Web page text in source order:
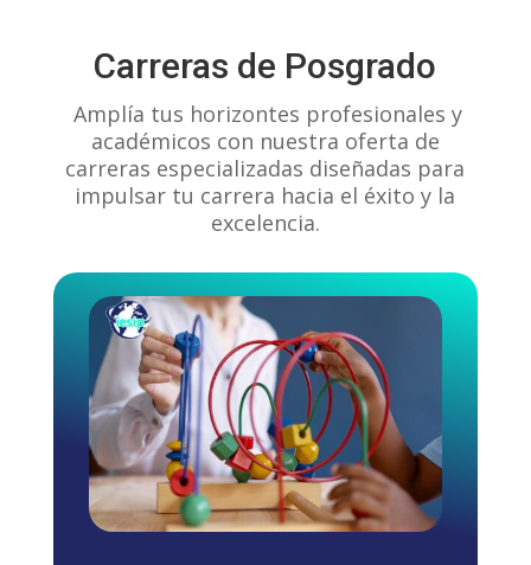
1 0
Carreras de Posgrado
Amplía tus horizontes profesionales y
académicos con nuestra oferta de
carreras especializadas diseñadas para
impulsar tu carrera hacia el éxito y la
excelencia.